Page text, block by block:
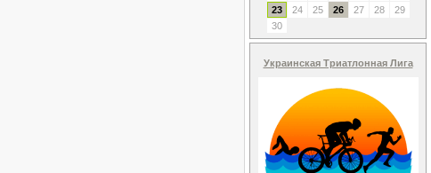
23
24 25 26 27 28
29
30
Украинская Триатлонная Лига